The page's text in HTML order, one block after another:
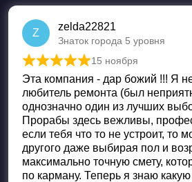
Z
zelda22821
Знаток города 5 уровня
Оценка5 из 5
15 ноября
Эта компания - дар божий !!! Я
любитель ремонта (был
однозначно один из лучших
Прорабы здесь вежливы,
если тебя что то не устроит, то
другого даже выбирая пол и
максимально точную смету,
по карману. Теперь я знаю